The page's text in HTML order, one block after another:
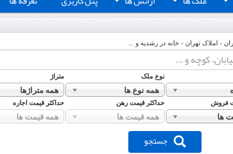
+
+
+
- املاک تهران - خانه در رشدیه و ...
نوع ملک متراژ
همه نوع ها همه متراژها
فروش حداکثر قیمت رهن حداکثر قیمت اجاره
ها همه قیمت ها همه قیمت ها
جستجو